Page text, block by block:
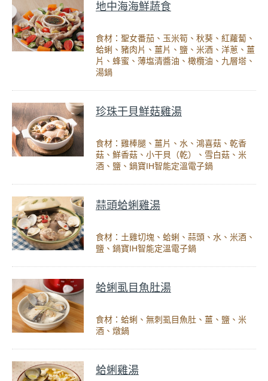
地中海海鮮蔬食
食材：聖女番茄、玉米筍、秋葵、紅蘿蔔、
蛤蜊、豬肉片、薑片、鹽、米酒、洋蔥、薑
片、蜂蜜、薄塩清醬油、橄欖油、九層塔、
湯鍋
珍珠干貝鮮菇雞湯
食材：雞棒腿、薑片、水、鴻喜菇、乾香
菇、鮮香菇、小干貝（乾）、雪白菇、米
酒、鹽、鍋寶IH智能定溫電子鍋
蒜頭蛤蜊雞湯
食材：土雞切塊、蛤蜊、蒜頭、水、米酒、
鹽、鍋寶IH智能定溫電子鍋
蛤蜊虱目魚肚湯
食材：蛤蜊、無刺虱目魚肚、薑、鹽、米
酒、燉鍋
蛤蜊雞湯